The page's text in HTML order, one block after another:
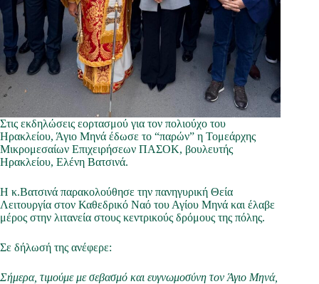
Στις εκδηλώσεις εορτασμού για τον πολιούχο του
Ηρακλείου, Άγιο Μηνά έδωσε το “παρών” η Τομεάρχης
Μικρομεσαίων Επιχειρήσεων ΠΑΣΟΚ, βουλευτής
Ηρακλείου, Ελένη Βατσινά.
Η κ.Βατσινά παρακολούθησε την πανηγυρική Θεία
Λειτουργία στον Καθεδρικό Ναό του Αγίου Μηνά και έλαβε
μέρος στην λιτανεία στους κεντρικούς δρόμους της πόλης.
Σε δήλωσή της ανέφερε:
Σήμερα, τιμούμε με σεβασμό και ευγνωμοσύνη τον Άγιο Μηνά,